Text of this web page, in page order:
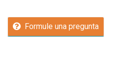
Formule una pregunta